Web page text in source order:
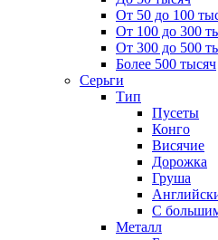
От 50 до 100
От 100 до 300
От 300 до 500
Более 500 тысяч
Серьги
Тип
Пусеты
Конго
Висячие
Дорожка
Груша
С
Металл